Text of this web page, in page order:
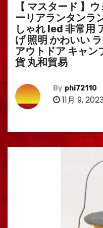
【 マスタード 】
ーリアランタンラ
しゃれ led 非常用
げ 照明 かわいい
アウトドア キャン
貨 丸和貿易
By phi72110
11月 9,